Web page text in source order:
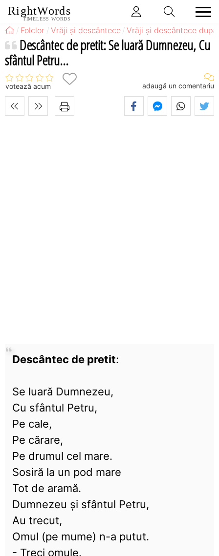
RightWords
TIMELESS WORDS
Folclor Vrăji și descântece Vrăji și descântece
Descântec de pretit: Se luară Dumnezeu, Cu
sfântul Petru...
votează acum adaugă un comentariu
Descântec de pretit:
Se luară Dumnezeu,
Cu sfântul Petru,
Pe cale,
Pe cărare,
Pe drumul cel mare.
Sosiră la un pod mare
Tot de aramă.
Dumnezeu și sfântul Petru,
Au trecut,
Omul (pe mume) n-a putut.
- Treci omule.